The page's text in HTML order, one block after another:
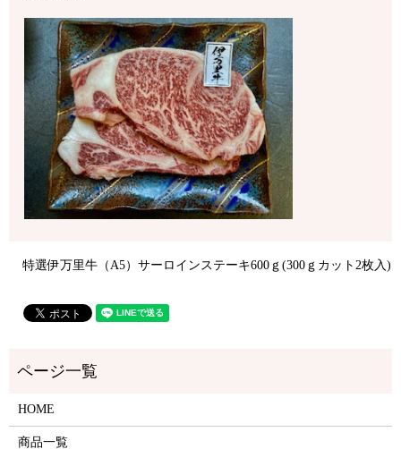
特選伊万里牛（A5）サーロインステーキ600ｇ(300ｇカット2枚入)
HOME
商品一覧